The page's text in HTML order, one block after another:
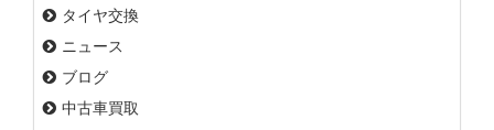
タイヤ交換
ニュース
ブログ
中古車買取